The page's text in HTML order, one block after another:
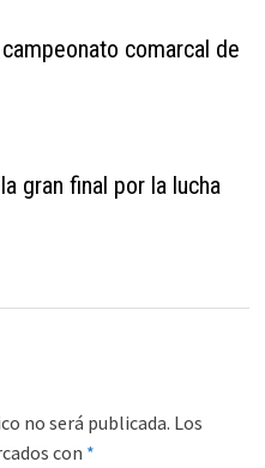
comarcal de
gran final por la lucha
no será publicada. Los
con *